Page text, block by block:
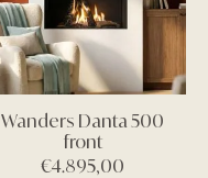
Wanders Danta 500
front
€4.895,00